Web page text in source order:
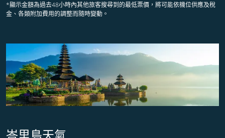
*顯示金額為過去48小時內其他旅客搜尋到的最低票價，將可能依機位供應及稅
金、各類附加費用的調整而隨時變動。